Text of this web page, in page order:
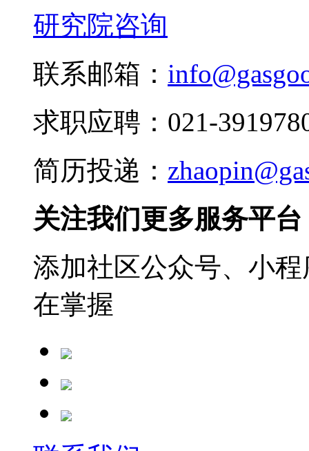
研究院咨询
联系邮箱：
求职应聘：021-
简历投递：
关注我们更多服务平台
添加社区公众号、小
在掌握